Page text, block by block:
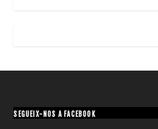
SEGUEIX-NOS A FACEBOOK